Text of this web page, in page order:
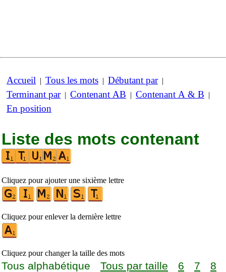
Accueil | Tous les mots | Débutant par|
Terminant par| Contenant AB | Contenant A & B |
En position
Liste des mots contenant
Cliquez pour ajouter une sixième lettre
Cliquez pour enlever la dernière lettre
Cliquez pour changer la taille des mots
Tous alphabétique Tous par taille 6 7
8